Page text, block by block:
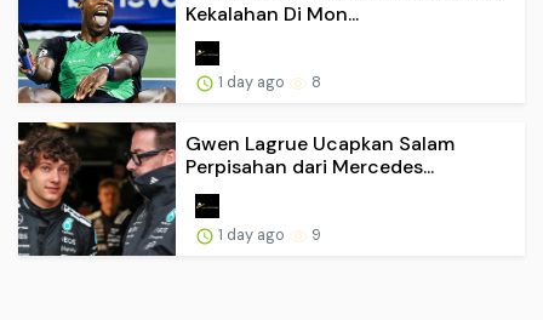
Kekalahan Di Mon...
1 day ago 8
Gwen Lagrue Ucapkan Salam
Perpisahan dari Mercedes...
1 day ago 9